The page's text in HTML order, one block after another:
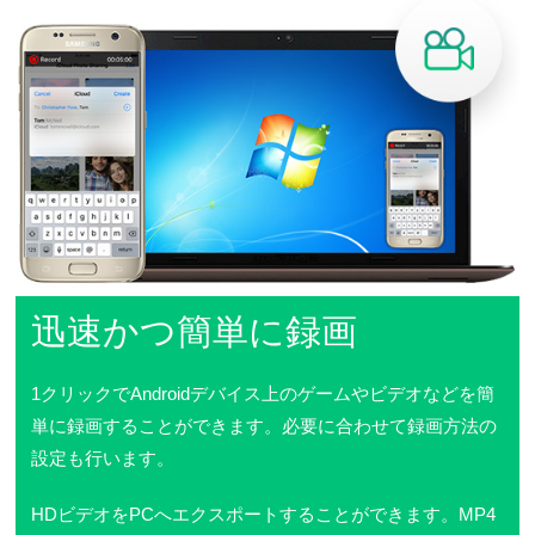
迅速かつ簡単に録画
1クリックでAndroidデバイス上のゲームやビデオなどを簡
単に録画することができます。必要に合わせて録画方法の
設定も行います。
HDビデオをPCへエクスポートすることができます。MP4